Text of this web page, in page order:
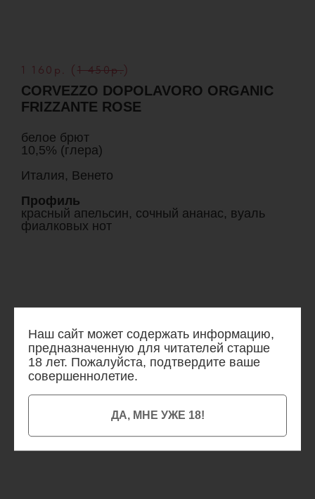
Наш сайт может содержать информацию,
предназначенную для читателей старше
18 лет. Пожалуйста, подтвердите ваше
совершеннолетие.
ДА, МНЕ УЖЕ 18!
1 160р. ( 1 450р.)
CORVEZZO DOPOLAVORO ORGANIC
FRIZZANTE ROSE
белое брют
10,5% (глера)
Италия, Венето
Профиль
красный апельсин, сочный ананас, вуаль
фиалковых нот